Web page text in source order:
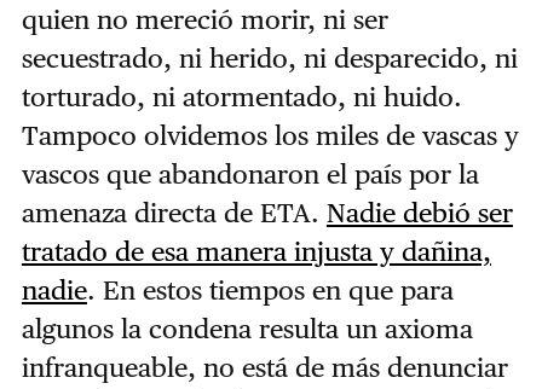
quien no mereció morir, ni ser
secuestrado, ni herido, ni desparecido, ni
torturado, ni atormentado, ni huido.
Tampoco olvidemos los miles de vascas y
vascos que abandonaron el país por la
amenaza directa de ETA. Nadie debió ser
tratado de esa manera injusta y dañina,
nadie. En estos tiempos en que para
algunos la condena resulta un axioma
infranqueable, no está de más denunciar